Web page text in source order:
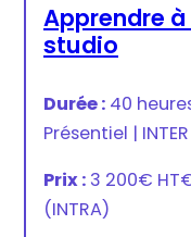
Apprendre
studio
Durée : 40
Présentiel | INTER
Prix : 3 200€ HT
(INTRA)